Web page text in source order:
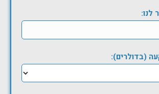
לנו:
(בדולרים):